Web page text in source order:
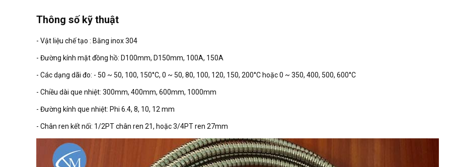
Thông số kỹ thuật
- Vật liệu chế tạo : Bằng inox 304
- Đường kính mặt đồng hồ: D100mm, D150mm, 100A, 150A
- Các dạng dãi đo: - 50 ~ 50, 100, 150°C, 0 ~ 50, 80, 100, 120, 150, 200°C hoặc 0 ~ 350, 400, 500, 600°C
- Chiều dài que nhiệt: 300mm, 400mm, 600mm, 1000mm
- Đường kính que nhiệt: Phi 6.4, 8, 10, 12 mm
- Chân ren kết nối: 1/2PT chân ren 21, hoặc 3/4PT ren 27mm